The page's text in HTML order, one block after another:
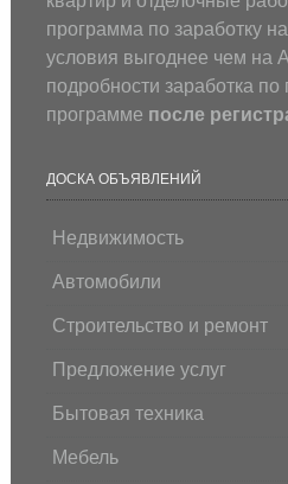
программа по заработку
условия выгоднее чем на
подробности заработка по
программе после
ДОСКА ОБЪЯВЛЕНИЙ
Недвижимость
Автомобили
Строительство и ремонт
Предложение услуг
Бытовая техника
Мебель